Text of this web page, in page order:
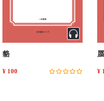
貉
¥ 100 ¥